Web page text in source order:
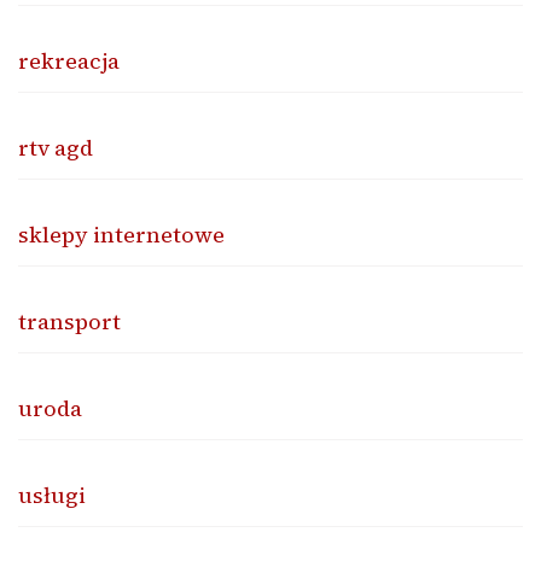
rekreacja
rtv agd
sklepy internetowe
transport
uroda
usługi